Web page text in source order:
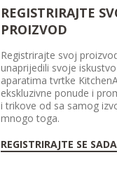
REGISTRIRAJTE
PROIZVOD
Registrirajte svoj
unaprijedili svoje
aparatima tvrtke
ekskluzivne ponude i
i trikove od sa samog
mnogo toga.
REGISTRIRAJTE SE SADA